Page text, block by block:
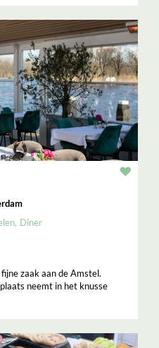
Diner
zaak aan de Amstel.
neemt in het knusse